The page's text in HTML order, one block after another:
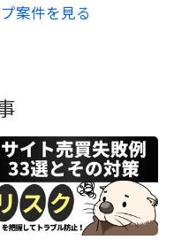
案件を見る